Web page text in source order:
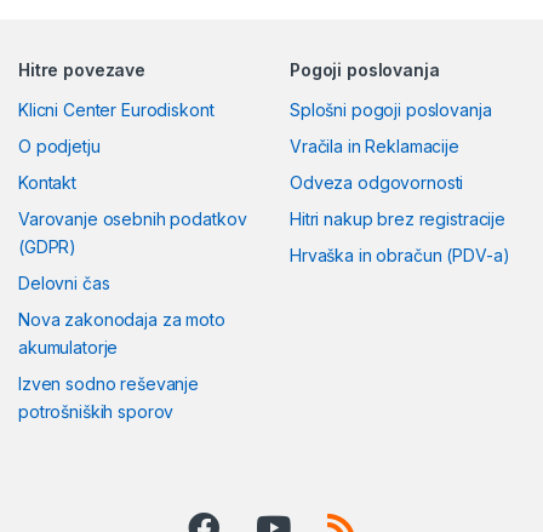
Hitre povezave
Klicni Center Eurodiskont
O podjetju
Kontakt
Varovanje osebnih podatkov
(GDPR)
Delovni čas
Nova zakonodaja za moto
akumulatorje
Izven sodno reševanje
potrošniških sporov
Pogoji poslovanja
Splošni pogoji poslovanja
Vračila in Reklamacije
Odveza odgovornosti
Hitri nakup brez registracije
Hrvaška in obračun (PDV-a)